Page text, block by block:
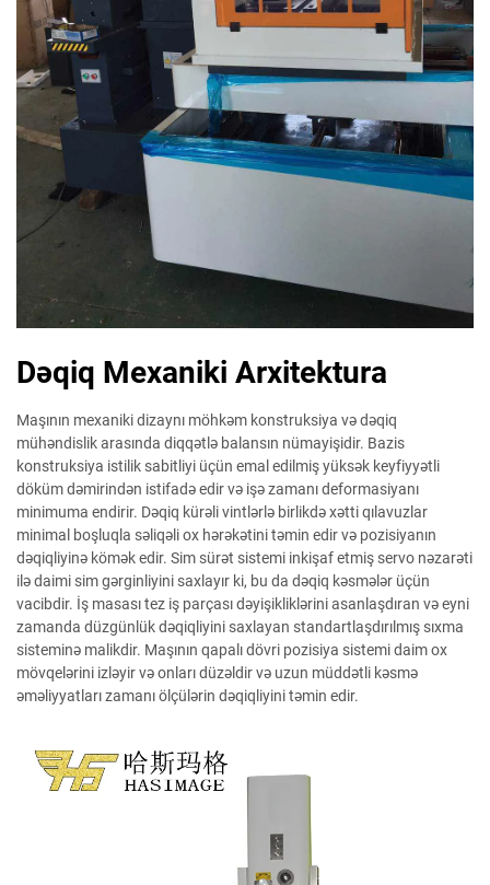
Dəqiq Mexaniki Arxitektura
Maşının mexaniki dizaynı möhkəm konstruksiya və dəqiq
mühəndislik arasında diqqətlə balansın nümayişidir. Bazis
konstruksiya istilik sabitliyi üçün emal edilmiş yüksək keyfiyyətli
döküm dəmirindən istifadə edir və işə zamanı deformasiyanı
minimuma endirir. Dəqiq kürəli vintlərlə birlikdə xətti qılavuzlar
minimal boşluqla səliqəli ox hərəkətini təmin edir və pozisiyanın
dəqiqliyinə kömək edir. Sim sürət sistemi inkişaf etmiş servo nəzarəti
ilə daimi sim gərginliyini saxlayır ki, bu da dəqiq kəsmələr üçün
vacibdir. İş masası tez iş parçası dəyişikliklərini asanlaşdıran və eyni
zamanda düzgünlük dəqiqliyini saxlayan standartlaşdırılmış sıxma
sisteminə malikdir. Maşının qapalı dövri pozisiya sistemi daim ox
mövqelərini izləyir və onları düzəldir və uzun müddətli kəsmə
əməliyyatları zamanı ölçülərin dəqiqliyini təmin edir.